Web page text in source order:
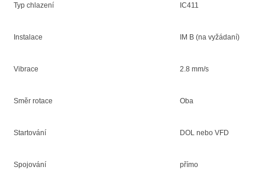
Typ chlazení IC411
Instalace IM B (na vyžádaní)
Vibrace 2.8 mm/s
Směr rotace Oba
Startování DOL nebo VFD
Spojování přímo